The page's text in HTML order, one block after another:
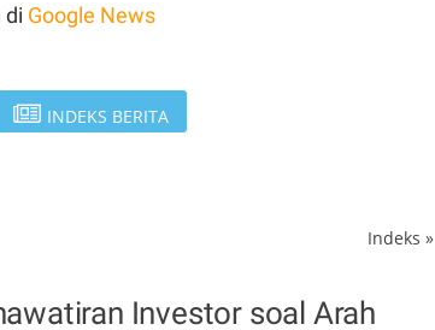
di Google News
INDEKS BERITA
Indeks »
Investor soal Arah